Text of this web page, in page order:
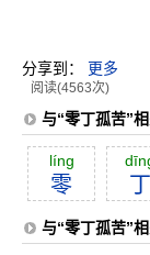
分享到： 更多
阅读(4563次)
与“零丁孤苦”
líng
零 丁
与“零丁孤苦”